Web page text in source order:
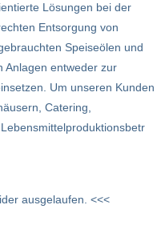
Lösungen bei der
Entsorgung von
Speiseölen und
Anlagen entweder zur
Um unseren Kunden
Catering,
ausgelaufen. <<<